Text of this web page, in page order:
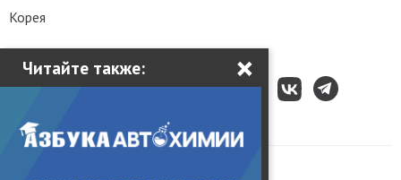
Читайте также: ×
Корея